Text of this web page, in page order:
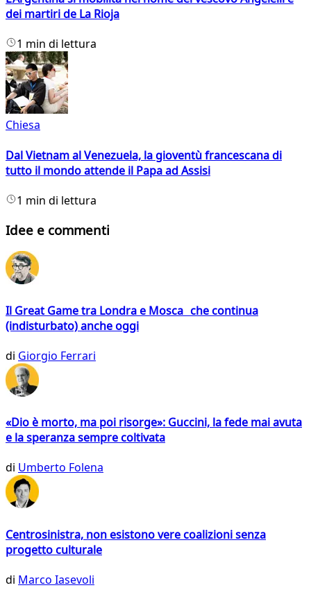
dei martiri de La Rioja
1 min di lettura
Chiesa
Dal Vietnam al Venezuela, la gioventù francescana di
tutto il mondo attende il Papa ad Assisi
1 min di lettura
Idee e commenti
Il Great Game tra Londra e Mosca che continua
(indisturbato) anche oggi
di Giorgio Ferrari
«Dio è morto, ma poi risorge»: Guccini, la fede mai avuta
e la speranza sempre coltivata
di Umberto Folena
Centrosinistra, non esistono vere coalizioni senza
progetto culturale
di Marco Iasevoli